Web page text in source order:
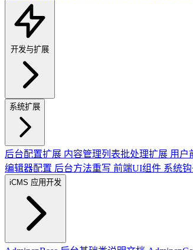
开发与扩展
系统扩展
后台配置扩展 内容管理列表批处理扩展 用户
编辑器配置 后台方法重写 前端UI组件 系统
iCMS 应用开发